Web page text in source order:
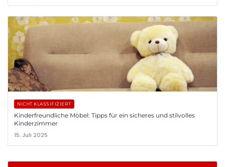
NICHT KLASSIFIZIERT
Kinderfreundliche Möbel: Tipps für ein sicheres und stilvolles
Kinderzimmer
15. Juli 2025